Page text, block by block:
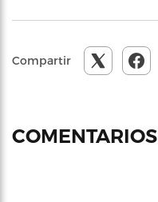
Compartir
COMENTARIOS